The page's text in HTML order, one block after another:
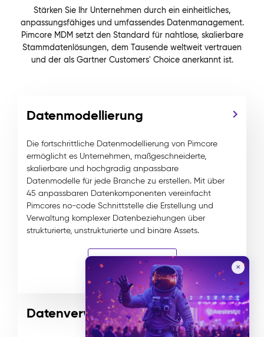
Stärken Sie Ihr Unternehmen durch ein einheitliches,
anpassungsfähiges und umfassendes Datenmanagement.
Pimcore MDM setzt den Standard für nahtlose, skalierbare
Stammdatenlösungen, dem Tausende weltweit vertrauen
und der als Gartner Customers' Choice anerkannt ist.
Datenmodellierung
Die fortschrittliche Datenmodellierung von Pimcore
ermöglicht es Unternehmen, maßgeschneiderte,
skalierbare und hochgradig anpassbare
Datenmodelle für jede Branche zu erstellen. Mit über
45 anpassbaren Datenkomponenten vereinfacht
Pimcores no-code Schnittstelle die Erstellung und
Verwaltung komplexer Datenbeziehungen über
strukturierte, unstrukturierte und binäre Assets.
Weitere Details
Datenverwaltung
✕